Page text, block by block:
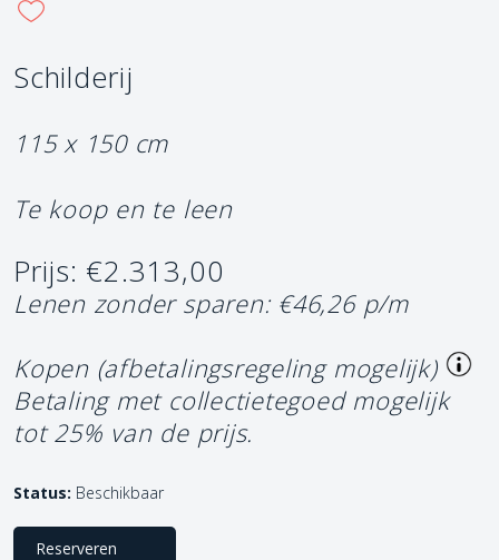
Schilderij
115 x 150 cm
Te koop en te leen
Prijs: €2.313,00
Lenen zonder sparen: €46,26 p/m
Kopen (afbetalingsregeling mogelijk)
Betaling met collectietegoed mogelijk
tot 25% van de prijs.
Status: Beschikbaar
Reserveren